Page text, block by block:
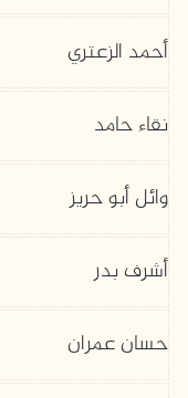
أحمد الزعتري
نقاء حامد
وائل أبو حريز
أشرف بدر
حسان عمران